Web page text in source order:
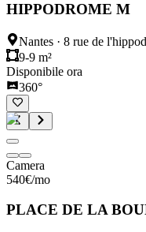
HIPPODROME M
Nantes · 8 rue de
9-9 m²
Disponibile ora
360°
Camera
540€/mo
PLACE DE LA